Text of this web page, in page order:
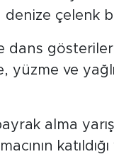
çelenk
dans
yüzme ve
alma